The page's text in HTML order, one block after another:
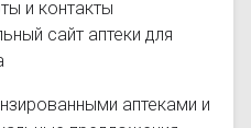
и контакты
сайт аптеки для
аптеками и